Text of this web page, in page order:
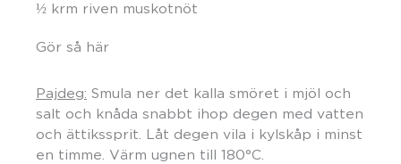
½ krm riven muskotnöt
Gör så här
Pajdeg: Smula ner det kalla smöret i mjöl och
salt och knåda snabbt ihop degen med vatten
och ättikssprit. Låt degen vila i kylskåp i minst
en timme. Värm ugnen till 180°C.